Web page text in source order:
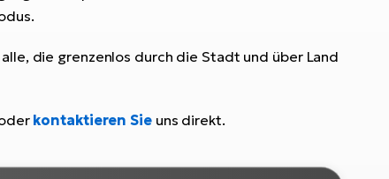
die grenzenlos durch die Stadt und über Land
kontaktieren Sie uns direkt.